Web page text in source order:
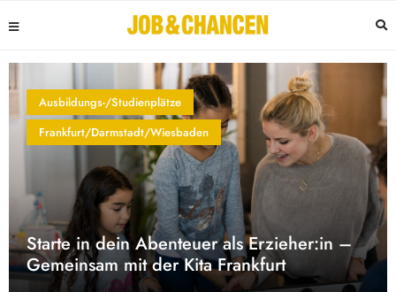
Ausbildungs-/Studienplätze
Frankfurt/Darmstadt/Wiesbaden
Starte in dein Abenteuer als Erzieher:in –
Gemeinsam mit der Kita Frankfurt